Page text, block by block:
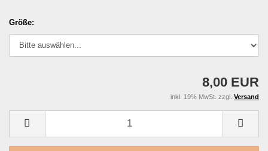
Größe:
8,00 EUR
inkl. 19% MwSt. zzgl. Versand